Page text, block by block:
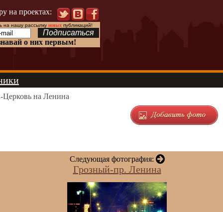
на проектах:
на нашу рассылку новыхпубликаций!
о них первым!
Церковь на Ленина
Следующая фотография:
Грозный-пр. Ленина